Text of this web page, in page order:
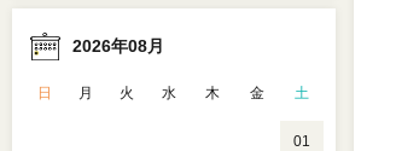
2026年08月
日 月 火 水 木 金 土
01